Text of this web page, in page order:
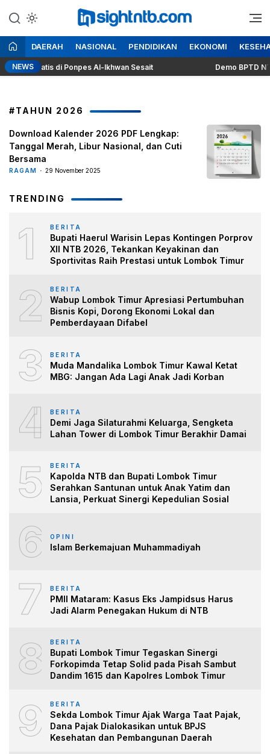
ke
konten
Insight NTB
Berita Seputar NTB
DAERAH NASIONAL PENDIDIKAN EKONOMI
NEWS
Gratis di Ponpes Al-Ikhwan Sesait Demo BPTD NTB,
#TAHUN 2026
Download Kalender 2026 PDF Lengkap:
Tanggal Merah, Libur Nasional, dan Cuti
Bersama
RAGAM 29 November 2025
TRENDING
1 BERITA
Bupati Haerul Warisin Lepas Kontingen Porprov
XII NTB 2026, Tekankan Keyakinan dan
Sportivitas Raih Prestasi untuk Lombok Timur
2 BERITA
Wabup Lombok Timur Apresiasi Pertumbuhan
Bisnis Kopi, Dorong Ekonomi Lokal dan
Pemberdayaan Difabel
3 BERITA
Muda Mandalika Lombok Timur Kawal Ketat
MBG: Jangan Ada Lagi Anak Jadi Korban
4 BERITA
Demi Jaga Silaturahmi Keluarga, Sengketa
Lahan Tower di Lombok Timur Berakhir Damai
5 BERITA
Kapolda NTB dan Bupati Lombok Timur
Serahkan Santunan untuk Anak Yatim dan
Lansia, Perkuat Sinergi Kepedulian Sosial
6 OPINI
Islam Berkemajuan Muhammadiyah
7 BERITA
PMII Mataram: Kasus Eks Jampidsus Harus
Jadi Alarm Penegakan Hukum di NTB
8 BERITA
Bupati Lombok Timur Tegaskan Sinergi
Forkopimda Tetap Solid pada Pisah Sambut
Dandim 1615 dan Kapolres Lombok Timur
9 BERITA
Sekda Lombok Timur Ajak Warga Taat Pajak,
Dana Pajak Dialokasikan untuk BPJS
Kesehatan dan Pembangunan Daerah